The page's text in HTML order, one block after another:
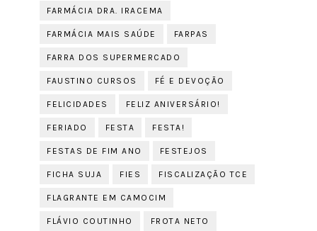
FARMÁCIA DRA. IRACEMA
FARMÁCIA MAIS SAÚDE FARPAS
FARRA DOS SUPERMERCADO
FAUSTINO CURSOS FÉ E DEVOÇÃO
FELICIDADES FELIZ ANIVERSÁRIO!
FERIADO FESTA FESTA!
FESTAS DE FIM ANO FESTEJOS
FICHA SUJA FIES FISCALIZAÇÃO TCE
FLAGRANTE EM CAMOCIM
FLÁVIO COUTINHO FROTA NETO